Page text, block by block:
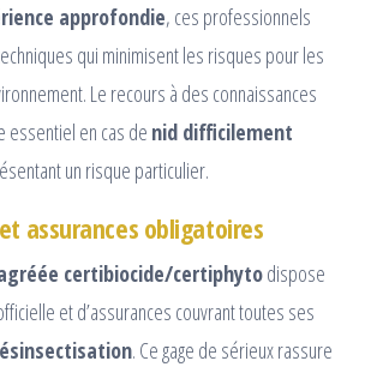
approfondie, ces professionnels
qui minimisent les risques pour les
Le recours à des connaissances
essentiel en cas de nid difficilement
un risque particulier.
assurances obligatoires
certibiocide/certiphytodispose
et d’assurances couvrant toutes ses
. Ce gage de sérieux rassure